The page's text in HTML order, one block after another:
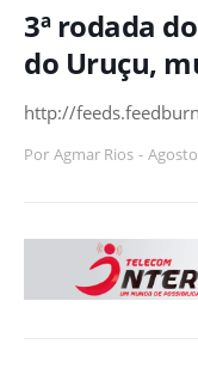
3ª rodada
do Uruçu,
http://
Por Agmar Rios -